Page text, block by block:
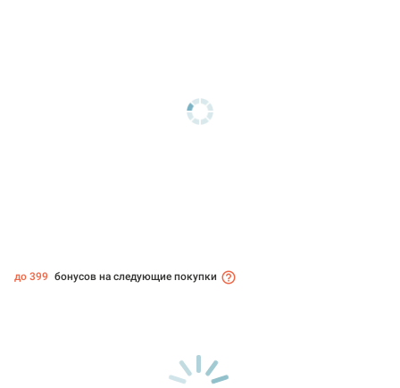
до 399 бонусов на следующие покупки